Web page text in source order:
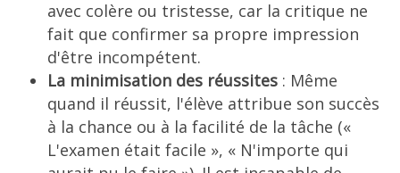
avec colère ou tristesse, car la critique ne
fait que confirmer sa propre impression
d'être incompétent.
La minimisation des réussites : Même
quand il réussit, l'élève attribue son succès
à la chance ou à la facilité de la tâche («
L'examen était facile », « N'importe qui